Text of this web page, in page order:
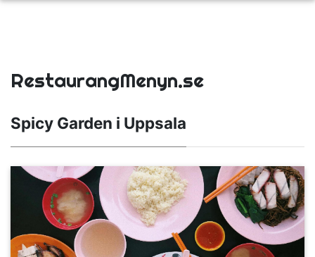
RestaurangMenyn.se
Spicy Garden i Uppsala